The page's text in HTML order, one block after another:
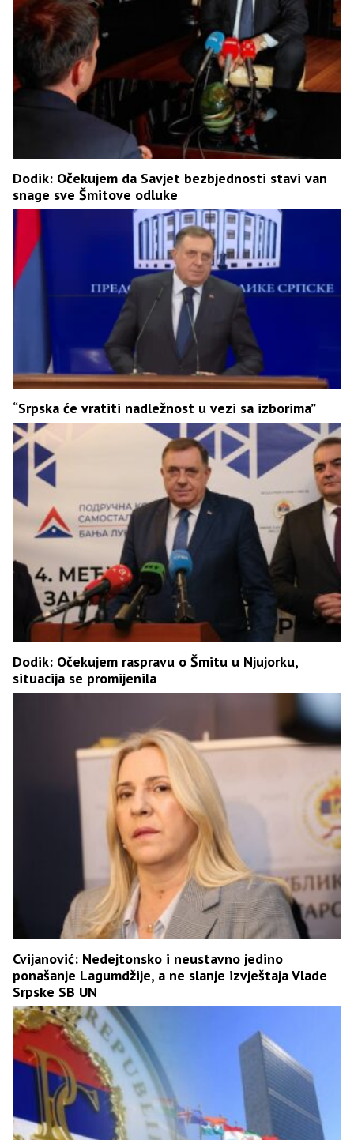
Dodik: Očekujem da Savjet bezbjednosti stavi van
snage sve Šmitove odluke
“Srpska će vratiti nadležnost u vezi sa izborima”
Dodik: Očekujem raspravu o Šmitu u Njujorku,
situacija se promijenila
Cvijanović: Nedejtonsko i neustavno jedino
ponašanje Lagumdžije, a ne slanje izvještaja Vlade
Srpske SB UN